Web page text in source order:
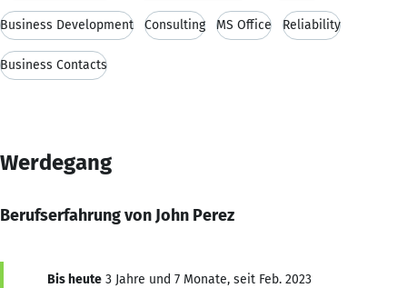
Business Development Consulting MS Office Reliability
Business Contacts
Werdegang
Berufserfahrung von John Perez
Bis heute 3 Jahre und 7 Monate, seit Feb. 2023